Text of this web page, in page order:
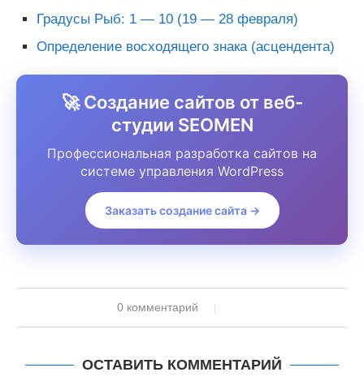
Градусы Рыб: 1 — 10 (19 — 28 февраля)
Определение восходящего знака (асцендента)
🚀 Создание сайтов от веб-
студии SEOMEN
Профессиональная разработка сайтов на
системе управления WordPress
Заказать создание сайта →
0 комментарий
ОСТАВИТЬ КОММЕНТАРИЙ